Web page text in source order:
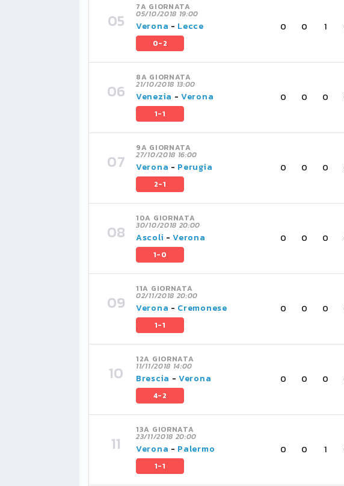
7A GIORNATA
05/10/2018 19:00
Verona - Lecce
0-2
0 0 1
8A GIORNATA
21/10/2018 13:00
Venezia -Verona
1-1
0 0 0
9A GIORNATA
27/10/2018 16:00
Verona - Perugia
2-1
0 0 0
10A GIORNATA
30/10/2018 20:00
Ascoli -Verona
1-0
0 0 0
11A GIORNATA
02/11/2018 20:00
Verona - Cremonese
1-1
0 0 0
12A GIORNATA
11/11/2018 14:00
Brescia -Verona
4-2
0 0 0
13A GIORNATA
23/11/2018 20:00
Verona - Palermo
1-1
0 0 1